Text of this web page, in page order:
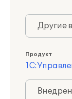
Другие
Продукт